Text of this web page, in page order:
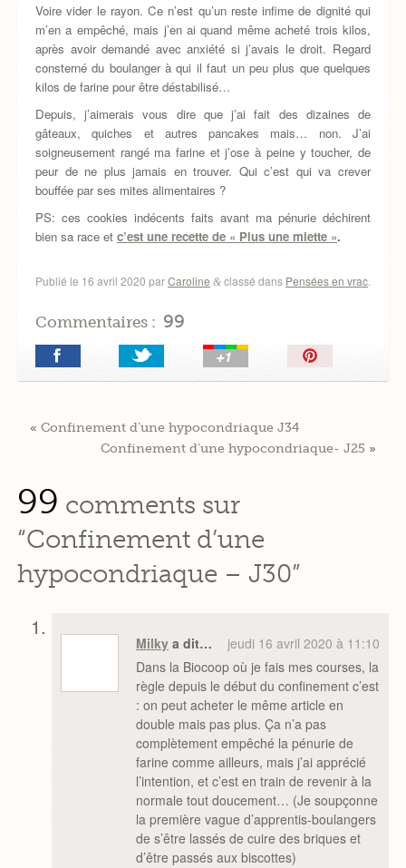
Voire vider le rayon. Ce n’est qu’un reste infime de dignité qui
m’en a empêché, mais j’en ai quand même acheté trois kilos,
après avoir demandé avec anxiété si j’avais le droit. Regard
consterné du boulanger à qui il faut un peu plus que quelques
kilos de farine pour être déstabilisé…
Depuis, j’aimerais vous dire que j’ai fait des dizaines de
gâteaux, quiches et autres pancakes mais… non. J’ai
soigneusement rangé ma farine et j’ose à peine y toucher, de
peur de ne plus jamais en trouver. Qui c’est qui va crever
bouffée par ses mites alimentaires ?
PS: ces cookies indécents faits avant ma pénurie déchirent
bien sa race et c’est une recette de « Plus une miette ».
Publié le 16 avril 2020 parCaroline &classé dans Pensées en vrac.
Commentaires : 99
Épingler!
«Confinement d’une hypocondriaque J34
Confinement d’une hypocondriaque- J25 »
99 comments sur
“Confinement d’une
hypocondriaque – J30”
Milkya dit…
jeudi 16 avril 2020 à 11:10
Dans la Biocoop où je fais mes courses, la
règle depuis le début du confinement c’est
: on peut acheter le même article en
double mais pas plus. Ça n’a pas
complètement empêché la pénurie de
farine comme ailleurs, mais j’ai apprécié
l’intention, et c’est en train de revenir à la
normale tout doucement… (Je soupçonne
la première vague d’apprentis-boulangers
de s’être lassés de cuire des briques et
d’être passés aux biscottes)